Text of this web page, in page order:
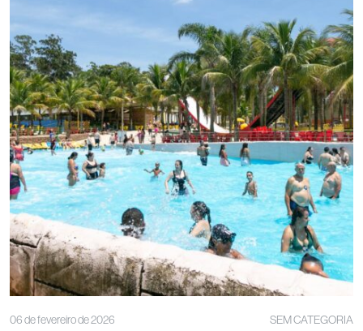
06 de fevereiro de 2026 SEM CATEGORIA